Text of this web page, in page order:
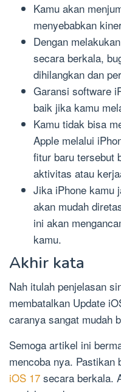
Kamu akan
menyebabkan
Dengan
secara berkala,
dihilangkan dan
Garansi software
baik jika kamu
Kamu tidak bisa
Apple melalui
fitur baru tersebut
aktivitas atau
Jika iPhone kamu
akan mudah
ini akan
kamu.
Akhir kata
Nah itulah penjelasan
membatalkan Update
caranya sangat mudah
Semoga artikel ini
mencoba nya. Pastikan
iOS 17 secara berkala.